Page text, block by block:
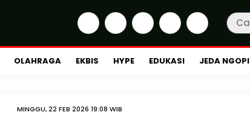
OLAHRAGA EKBIS HYPE EDUKASI JEDA NGOPI
MINGGU, 22 FEB 2026 19:08 WIB